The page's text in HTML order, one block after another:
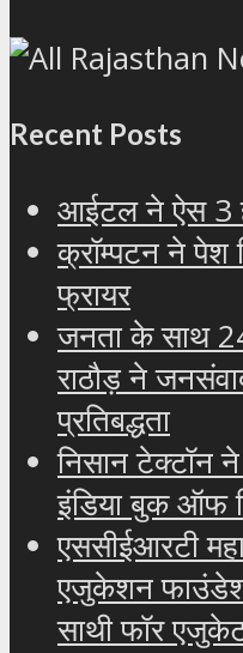
Recent Posts
आईटल ने ऐस 3
क्रॉम्पटन ने पेश
फ्रायर
जनता के साथ
राठौड़ ने
प्रतिबद्धता
निसान टेक्टॉन ने
इंडिया बुक ऑफ
एससीईआरटी
एजुकेशन
साथी फॉर